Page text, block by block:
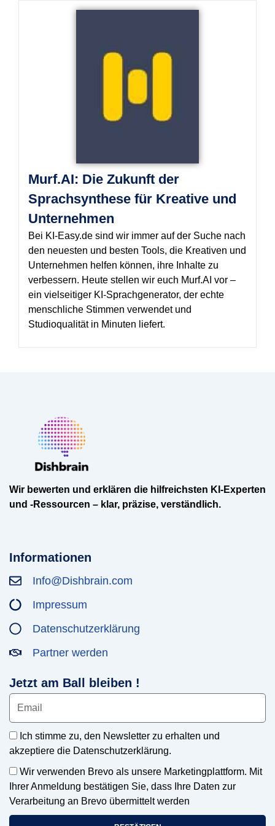
Murf.AI: Die Zukunft der
Sprachsynthese für Kreative und
Unternehmen
Bei KI-Easy.de sind wir immer auf der Suche nach
den neuesten und besten Tools, die Kreativen und
Unternehmen helfen können, ihre Inhalte zu
verbessern. Heute stellen wir euch Murf.AI vor –
ein vielseitiger KI-Sprachgenerator, der echte
menschliche Stimmen verwendet und
Studioqualität in Minuten liefert.
Wir bewerten und erklären die hilfreichsten KI-Experten
und -Ressourcen – klar, präzise, verständlich.
Informationen
Info@Dishbrain.com
Impressum
Datenschutzerklärung
Partner werden
Jetzt am Ball bleiben !
Ich stimme zu, den Newsletter zu erhalten und
akzeptiere die Datenschutzerklärung.
Wir verwenden Brevo als unsere Marketingplattform. Mit
Ihrer Anmeldung bestätigen Sie, dass Ihre Daten zur
Verarbeitung an Brevo übermittelt werden